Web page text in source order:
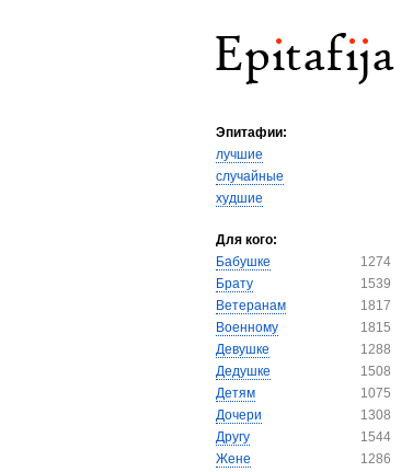
Эпитафии:
лучшие
случайные
худшие
Для кого:
Бабушке
1274
Брату
1539
Ветеранам
1817
Военному
1815
Девушке
1288
Дедушке
1508
Детям
1075
Дочери
1308
Другу
1544
Жене
1286